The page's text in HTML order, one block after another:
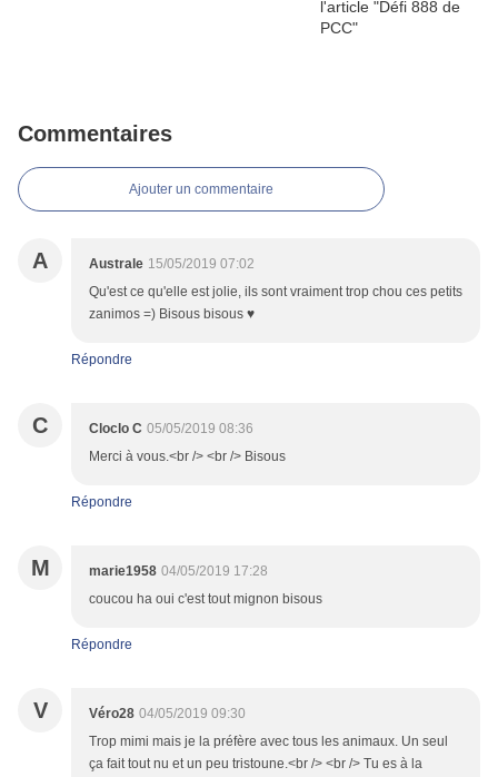
Commentaires
Ajouter un commentaire
A Australe 15/05/2019 07:02
Qu'est ce qu'elle est jolie, ils sont vraiment trop chou ces petits
zanimos =) Bisous bisous ♥
Répondre
C Cloclo C 05/05/2019 08:36
Merci à vous.<br /> <br /> Bisous
Répondre
M marie1958 04/05/2019 17:28
coucou ha oui c'est tout mignon bisous
Répondre
V Véro28 04/05/2019 09:30
Trop mimi mais je la préfère avec tous les animaux. Un seul
ça fait tout nu et un peu tristoune.<br /> <br /> Tu es à la